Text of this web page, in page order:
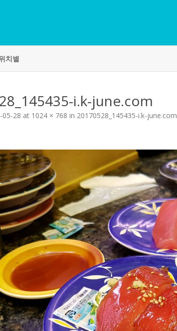
치별
i.k-june.com
05-28 at 1024 × 768 in 20170528_145435-i.k-june.com